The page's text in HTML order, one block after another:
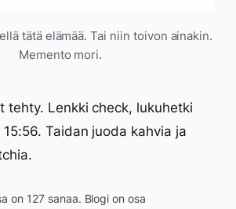
tätä elämää. Tai niin toivon ainakin.
Memento mori.
tehty. Lenkki check, lukuhetki
15:56. Taidan juoda kahvia ja
on 127 sanaa. Blogi on osa